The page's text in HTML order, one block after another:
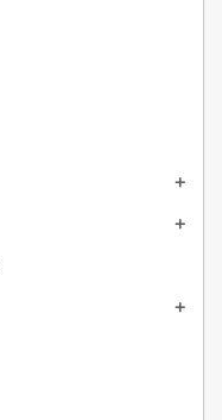


